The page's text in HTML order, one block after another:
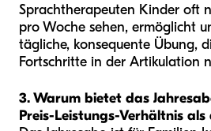
Sprachtherapeuten Kinder oft
pro Woche sehen, ermöglicht
tägliche, konsequente Übung,
Fortschritte in der Artikulation
3. Warum bietet das
Preis-Leistungs-Verhältnis